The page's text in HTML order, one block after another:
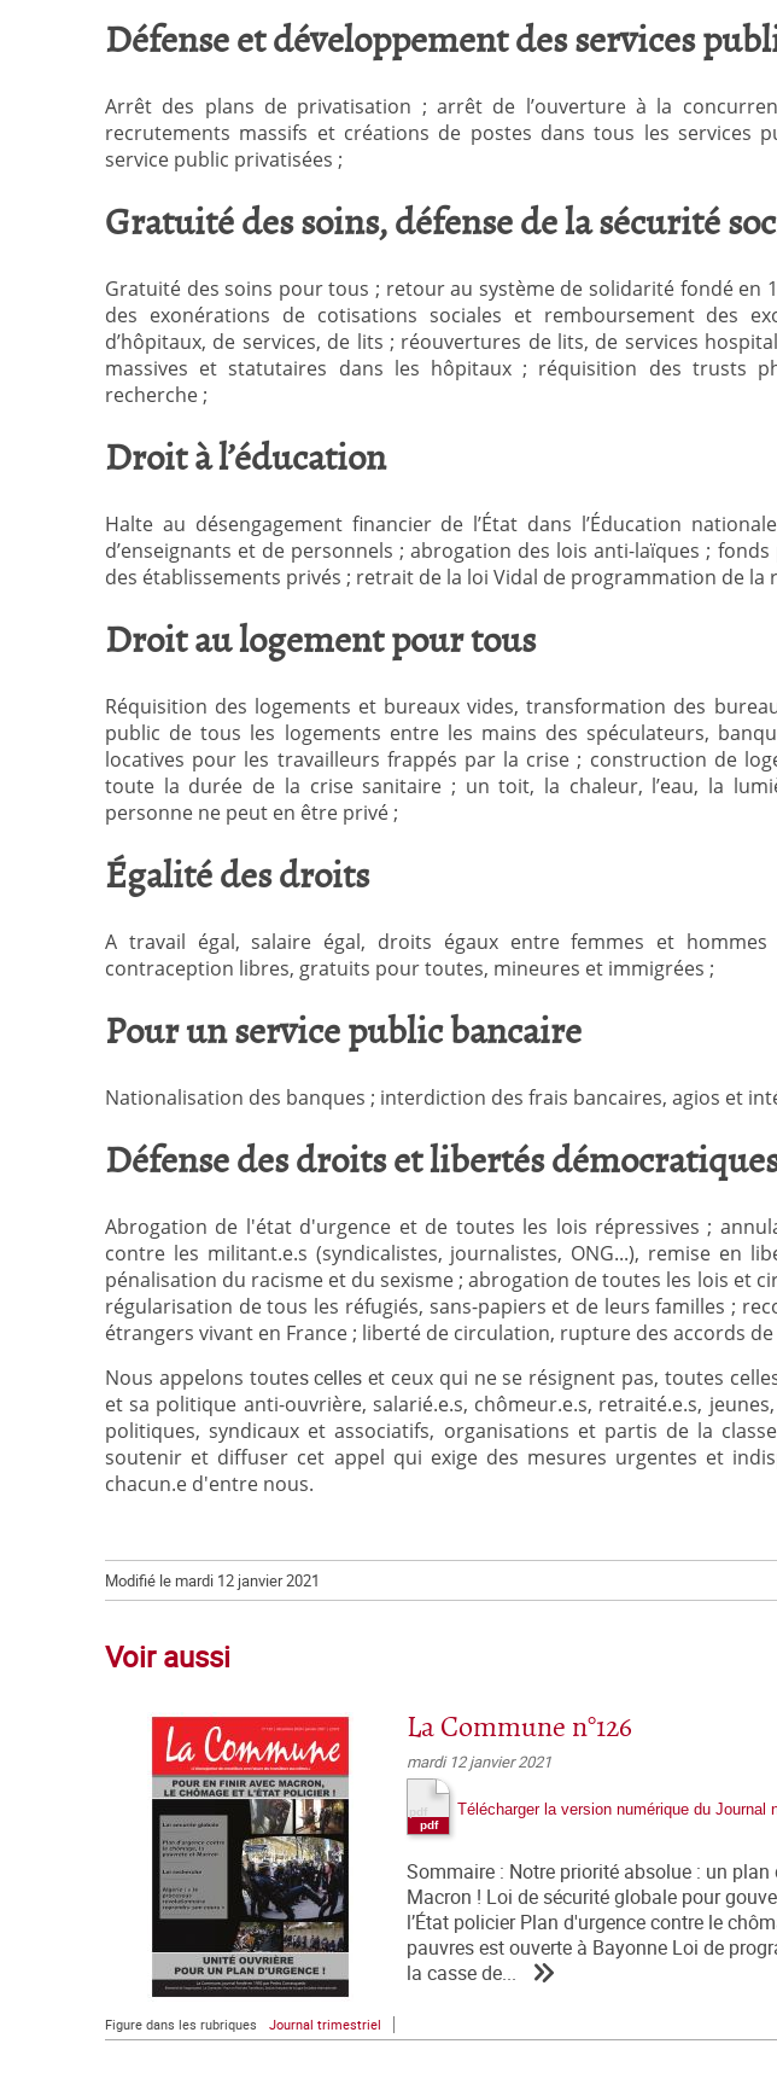
Défense et développement des services
Arrêt des plans de privatisation ; arrêt de l’ouverture à la
recrutements massifs et créations de postes dans tous les services
service public privatisées ;
Gratuité des soins, défense de la sécurité
Gratuité des soins pour tous ; retour au système de solidarité fondé en
des exonérations de cotisations sociales et remboursement des
d’hôpitaux, de services, de lits ; réouvertures de lits, de services
massives et statutaires dans les hôpitaux ; réquisition des trusts
recherche ;
Droit à l’éducation
Halte au désengagement financier de l’État dans l’Éducation
d’enseignants et de personnels ; abrogation des lois anti-laïques ;
des établissements privés ; retrait de la loi Vidal de programmation de la
Droit au logement pour tous
Réquisition des logements et bureaux vides, transformation des
public de tous les logements entre les mains des spéculateurs,
locatives pour les travailleurs frappés par la crise ; construction de
toute la durée de la crise sanitaire ; un toit, la chaleur, l’eau, la
personne ne peut en être privé ;
Égalité des droits
A travail égal, salaire égal, droits égaux entre femmes et
contraception libres, gratuits pour toutes, mineures et immigrées ;
Pour un service public bancaire
Nationalisation des banques ; interdiction des frais bancaires, agios et
Défense des droits et libertés
Abrogation de l'état d'urgence et de toutes les lois répressives ;
contre les militant.e.s (syndicalistes, journalistes, ONG...), remise en
pénalisation du racisme et du sexisme ; abrogation de toutes les lois et
régularisation de tous les réfugiés, sans-papiers et de leurs familles ;
étrangers vivant en France ; liberté de circulation, rupture des accords de
Nous appelons toutes celles et ceux qui ne se résignent pas, toutes
et sa politique anti-ouvrière, salarié.e.s, chômeur.e.s, retraité.e.s,
politiques, syndicaux et associatifs, organisations et partis de la
soutenir et diffuser cet appel qui exige des mesures urgentes et
chacun.e d'entre nous.
Modifié le mardi 12 janvier 2021
Voir aussi
La Commune n°126
mardi 12 janvier 2021
Télécharger la version numérique du Journal
Sommaire : Notre priorité absolue : un plan
Macron ! Loi de sécurité globale pour
l’État policier Plan d'urgence contre le
pauvres est ouverte à Bayonne Loi de
la casse de...
Figure dans les rubriques Journal trimestriel